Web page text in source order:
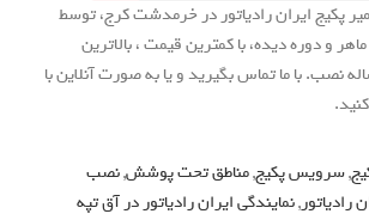
پکیج ایران رادیاتور در خرمدشت کرج، توسط
و دوره دیده، با کمترین قیمت ، بالاترین
و گارانتی 2 ساله نصب. با ما تماس بگیرید و یا به صورت آنلاین با
,سرویس پکیج,مناطق تحت پوشش,نصب
رادیاتور,نمایندگی ایران رادیاتور در آق تپه